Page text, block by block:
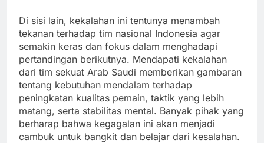
Di sisi lain, kekalahan ini tentunya menambah
tekanan terhadap tim nasional Indonesia agar
semakin keras dan fokus dalam menghadapi
pertandingan berikutnya. Mendapati kekalahan
dari tim sekuat Arab Saudi memberikan gambaran
tentang kebutuhan mendalam terhadap
peningkatan kualitas pemain, taktik yang lebih
matang, serta stabilitas mental. Banyak pihak yang
berharap bahwa kegagalan ini akan menjadi
cambuk untuk bangkit dan belajar dari kesalahan.